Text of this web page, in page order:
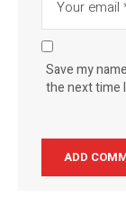
Save my
the next time